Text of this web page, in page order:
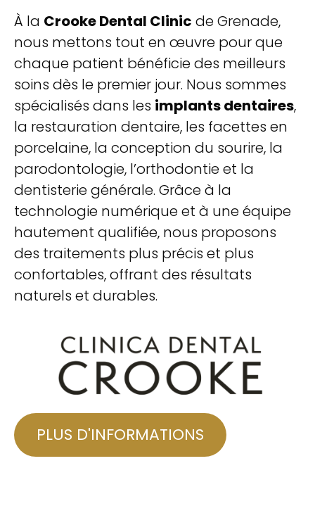
À la Crooke Dental Clinic de Grenade,
nous mettons tout en œuvre pour que
chaque patient bénéficie des meilleurs
soins dès le premier jour. Nous sommes
spécialisés dans les implants dentaires,
la restauration dentaire, les facettes en
porcelaine, la conception du sourire, la
parodontologie, l’orthodontie et la
dentisterie générale. Grâce à la
technologie numérique et à une équipe
hautement qualifiée, nous proposons
des traitements plus précis et plus
confortables, offrant des résultats
naturels et durables.
PLUS D'INFORMATIONS